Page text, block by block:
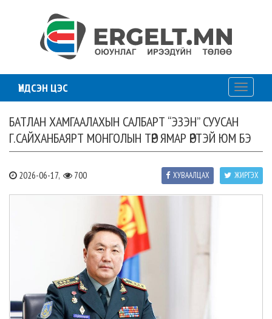
ҮНДСЭН ЦЭС
Toggle
БАТЛАН ХАМГААЛАХЫН САЛБАРТ “ЭЗЭН” СУУСАН
Г.САЙХАНБАЯРТ МОНГОЛЫН ТӨР ЯМАР ӨРТЭЙ ЮМ БЭ
2026-06-17, 700 ЖИРГЭХ
ХУВААЛЦАХ